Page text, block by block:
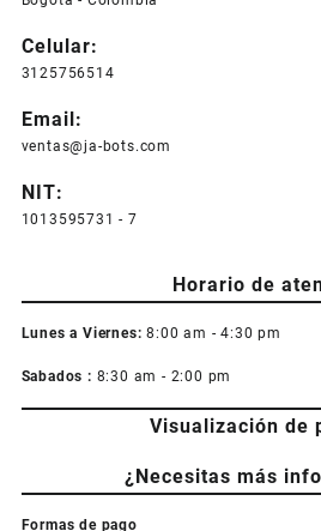
Celular:
3125756514
Email:
ventas@ja-bots.com
NIT:
1013595731 - 7
Horario de
Lunes a Viernes: 8:00 am - 4:30 pm
Sabados : 8:30 am - 2:00 pm
Visualización de
¿Necesitas más
Formas de pago